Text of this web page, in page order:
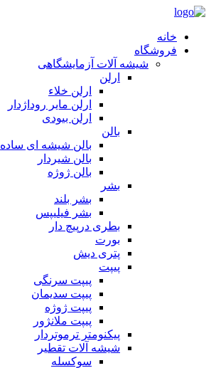
خانه
فروشگاه
شیشه آلات آزمایشگاهی
ارلن
ارلن خلاء
ارلن مایر روداژدار
ارلن بیودی
بالن
بالن شیشه ای ساده
بالن شیردار
بالن ژوژه
بشر
بشر بلند
بشر فیلیپس
بطری درپیچ دار
بورت
پتری دیش
پیپت
پیپت سرنگی
پیپت سدیمان
پیپت ژوژه
پیپت ملانژور
پیکنومتر ترموتردار
شیشه آلات تقطیر
سوکسله